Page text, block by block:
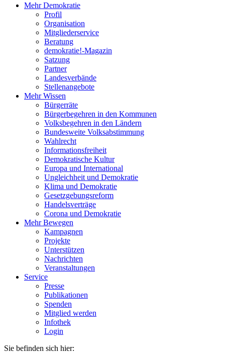
Mehr Demokratie
Profil
Organisation
Mitgliederservice
Beratung
demokratie!-Magazin
Satzung
Partner
Landesverbände
Stellenangebote
Mehr Wissen
Bürgerräte
Bürgerbegehren in den Kommunen
Volksbegehren in den Ländern
Bundesweite Volksabstimmung
Wahlrecht
Informationsfreiheit
Demokratische Kultur
Europa und International
Ungleichheit und Demokratie
Klima und Demokratie
Gesetzgebungsreform
Handelsverträge
Corona und Demokratie
Mehr Bewegen
Kampagnen
Projekte
Unterstützen
Nachrichten
Veranstaltungen
Service
Presse
Publikationen
Spenden
Mitglied werden
Infothek
Login
Sie befinden sich hier: